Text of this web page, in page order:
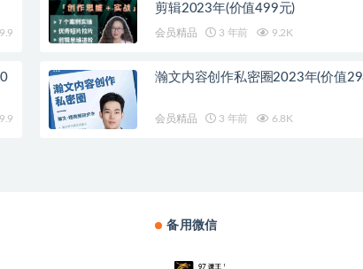
剪辑2023年(价值499元)
会员精品 3 年前 9.2K
瀚文内容创作私密圈2023年(价值
会员精品 3 年前 6.8K
备用微信